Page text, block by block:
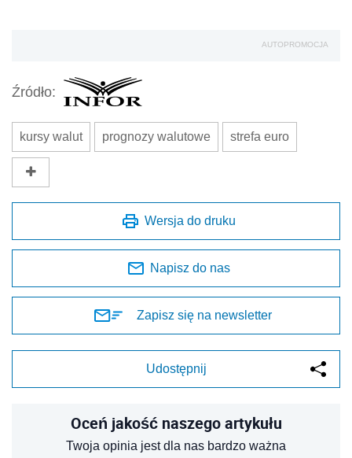
AUTOPROMOCJA
Źródło:
kursy walut prognozy walutowe strefa euro
Wersja do druku
Napisz do nas
Zapisz się na newsletter
Udostępnij
Oceń jakość naszego artykułu
Twoja opinia jest dla nas bardzo ważna